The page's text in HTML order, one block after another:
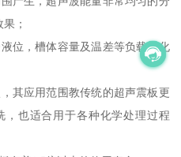
；
位，槽体容量及温差等负载变化
其应用范围教传统的超声震板更
也适合用于各种化学处理过程